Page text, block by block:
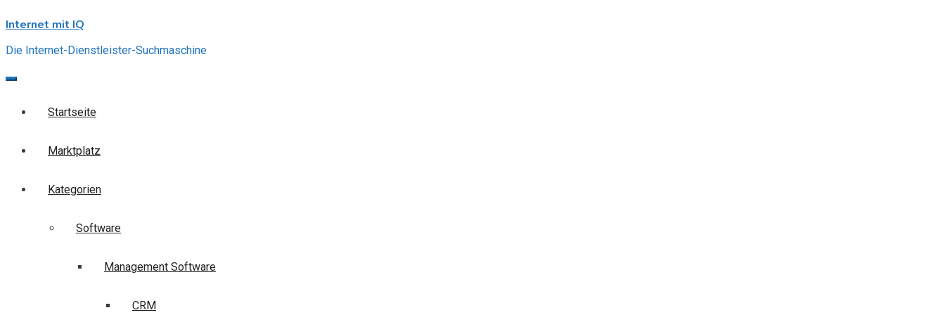
to
Internet mit IQ
Die Internet-Dienstleister-Suchmaschine
Startseite
Marktplatz
Kategorien
Software
Management Software
CRM